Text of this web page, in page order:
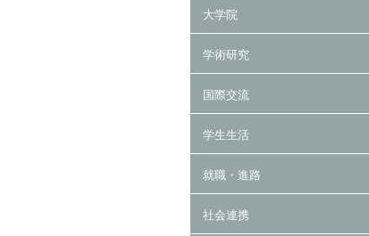
大学院
学術研究
国際交流
学生生活
就職・進路
社会連携